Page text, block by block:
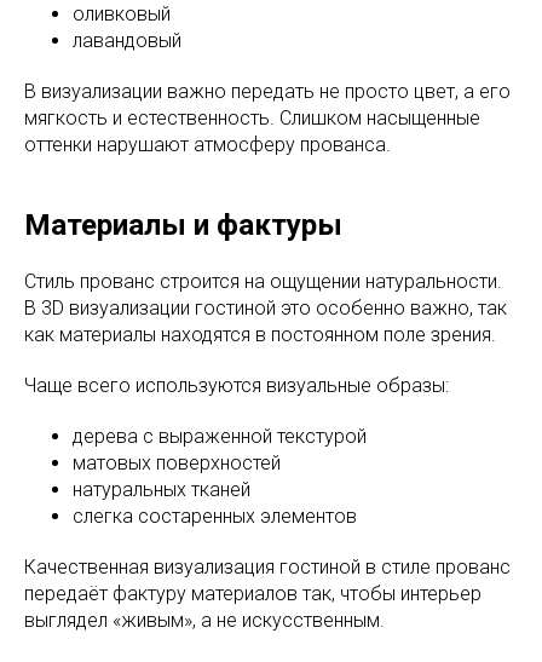
оливковый
лавандовый
В визуализации важно передать не просто цвет, а его
мягкость и естественность. Слишком насыщенные
оттенки нарушают атмосферу прованса.
Материалы и фактуры
Стиль прованс строится на ощущении натуральности.
В 3D визуализации гостиной это особенно важно, так
как материалы находятся в постоянном поле зрения.
Чаще всего используются визуальные образы:
дерева с выраженной текстурой
матовых поверхностей
натуральных тканей
слегка состаренных элементов
Качественная визуализация гостиной в стиле прованс
передаёт фактуру материалов так, чтобы интерьер
выглядел «живым», а не искусственным.